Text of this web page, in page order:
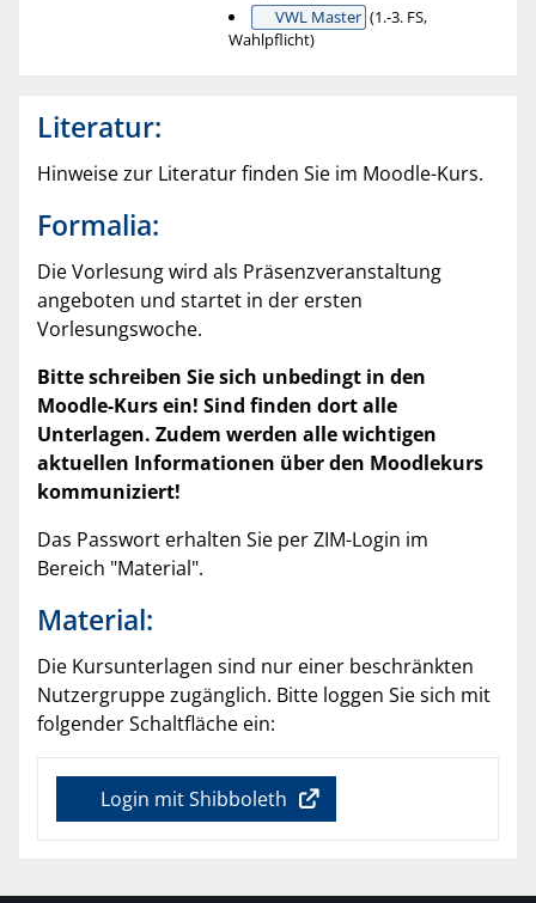
VWL Master (1.-3. FS,
Wahlpflicht)
Literatur:
Hinweise zur Literatur finden Sie im Moodle-Kurs.
Formalia:
Die Vorlesung wird als Präsenzveranstaltung
angeboten und startet in der ersten
Vorlesungswoche.
Bitte schreiben Sie sich unbedingt in den
Moodle-Kurs ein! Sind finden dort alle
Unterlagen. Zudem werden alle wichtigen
aktuellen Informationen über den Moodlekurs
kommuniziert!
Das Passwort erhalten Sie per ZIM-Login im
Bereich "Material".
Material:
Die Kursunterlagen sind nur einer beschränkten
Nutzergruppe zugänglich. Bitte loggen Sie sich mit
folgender Schaltfläche ein:
Login mit Shibboleth